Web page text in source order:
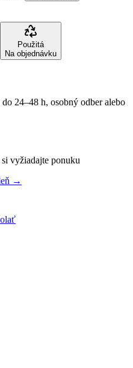
Použitá
Na objednávku
24–48 h, osobný odber alebo
si vyžiadajte ponuku
→